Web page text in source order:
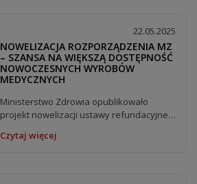
22.05.2025
NOWELIZACJA ROZPORZĄDZENIA MZ
– SZANSA NA WIĘKSZĄ DOSTĘPNOŚĆ
NOWOCZESNYCH WYROBÓW
MEDYCZNYCH
Ministerstwo Zdrowia opublikowało
projekt nowelizacji ustawy refundacyjnej
Czytaj więcej